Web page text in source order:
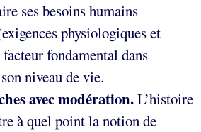
ses besoins humains
physiologiques et
fondamental dans
niveau de vie.
avec modération.L’histoire
à quel point la notion de